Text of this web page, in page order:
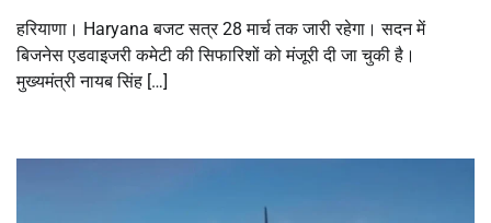
हरियाणा। Haryana बजट सत्र 28 मार्च तक जारी रहेगा। सदन में
बिजनेस एडवाइजरी कमेटी की सिफारिशों को मंजूरी दी जा चुकी है।
मुख्यमंत्री नायब सिंह […]